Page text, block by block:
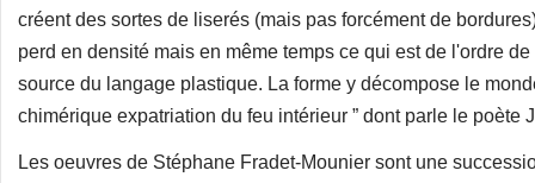
créent des sortes de liserés (mais pas forcément de
perd en densité mais en même temps ce qui est de l'ordre
source du langage plastique. La forme y décompose le
chimérique expatriation du feu intérieur ” dont parle le poète
Les oeuvres de Stéphane Fradet-Mounier sont une